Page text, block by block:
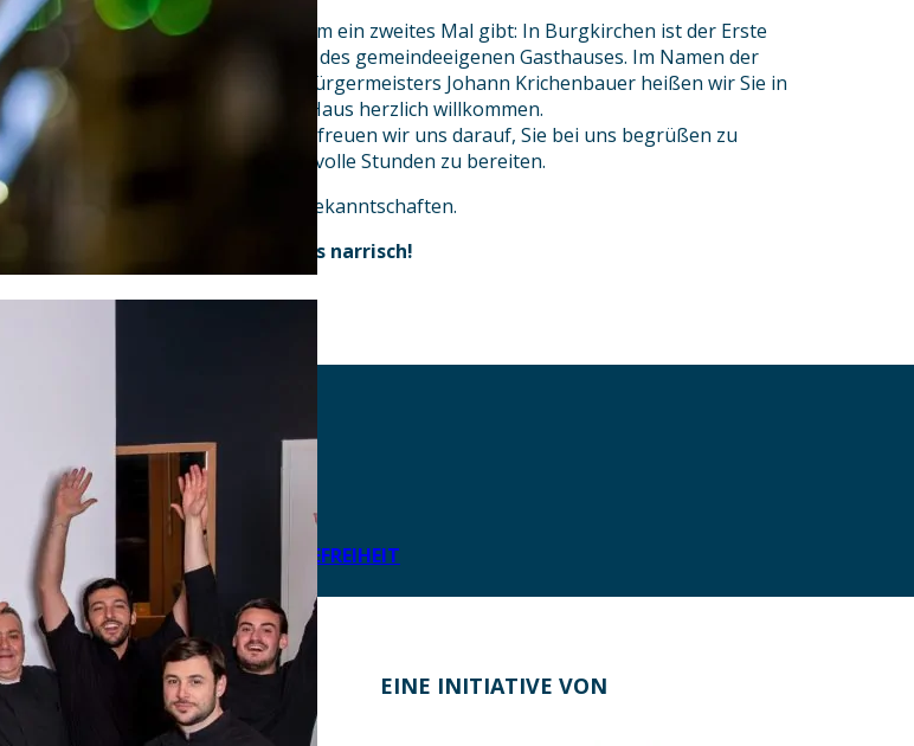
Eine Besonderheit, die es so kaum ein zweites Mal gibt: In Burgkirchen ist der Erste
Bürgermeister zugleich der Wirt des gemeindeeigenen Gasthauses. Im Namen der
Gemeinde und unseres Ersten Bürgermeisters Johann Krichenbauer heißen wir Sie in
unserem kommunal geführten Haus herzlich willkommen.
Mit einem ehrlichen „Habedere“ freuen wir uns darauf, Sie bei uns begrüßen zu
dürfen – und Ihnen viele genussvolle Stunden zu bereiten.
Wir freuen uns auf viele, neue Bekanntschaften.
Schaut´s vorbei, mia gfrein uns narrisch!
DATENSCHUTZ
IMPRESSUM
LEICHTE SPRACHE
ERKLÄRUNG ZUR BARRIEREFREIHEIT
EINE INITIATIVE VON